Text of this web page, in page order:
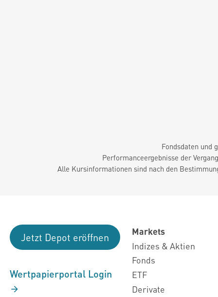
Fondsdaten und
Performanceergebnisse der
Alle Kursinformationen sind nach den
Jetzt Depot eröffnen
Wertpapierportal Login
Markets
Indizes & Aktien
Fonds
ETF
Derivate